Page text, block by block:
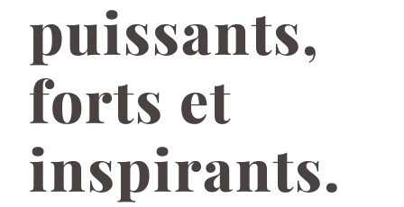
puissants,
forts et
inspirants.